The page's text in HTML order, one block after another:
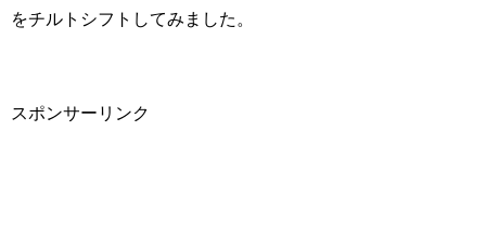
をチルトシフトしてみました。
スポンサーリンク